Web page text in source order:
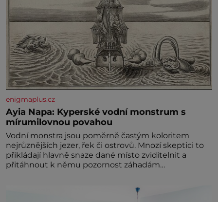
enigmaplus.cz
Ayia Napa: Kyperské vodní monstrum s
mírumilovnou povahou
Vodní monstra jsou poměrně častým koloritem
nejrůznějších jezer, řek či ostrovů. Mnozí skeptici to
přikládají hlavně snaze dané místo zviditelnit a
přitáhnout k němu pozornost záhadám